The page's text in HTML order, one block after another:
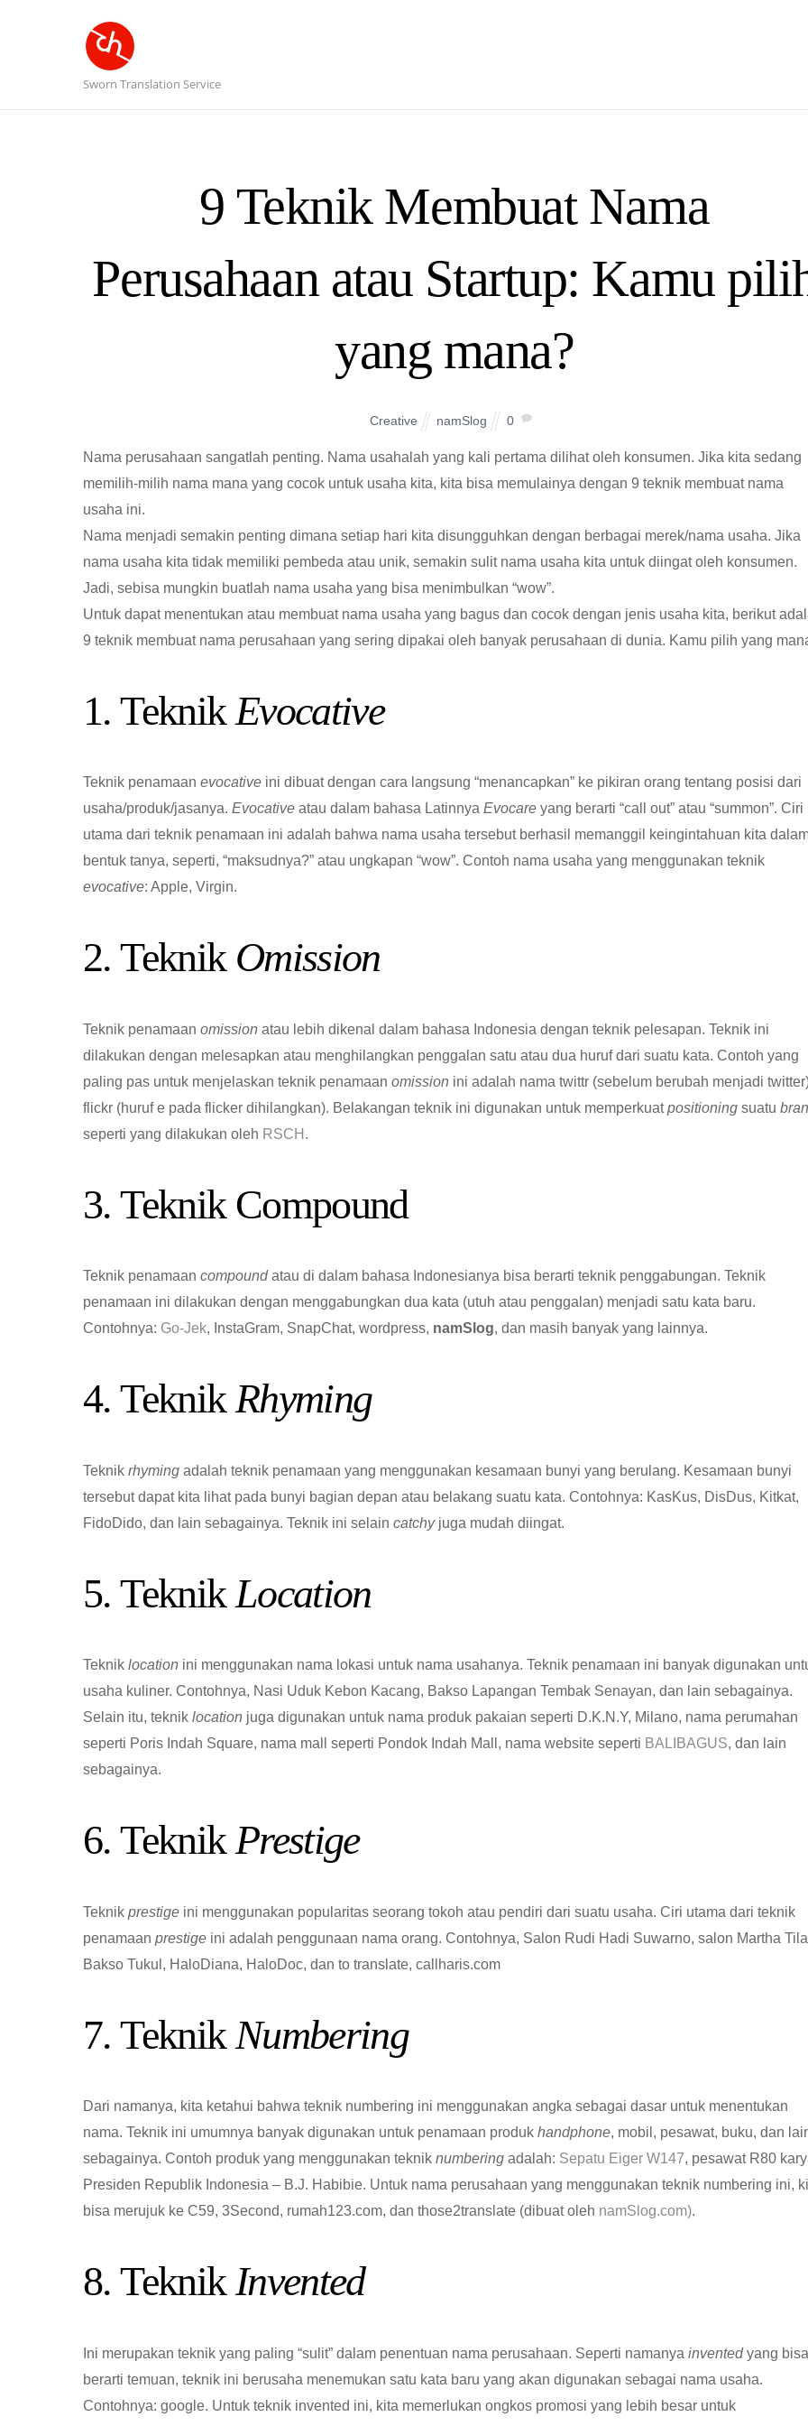
Sworn Translation Service
9 Teknik Membuat Nama
Perusahaan atau Startup: Kamu
yang mana?
Creative namSlog 0
Nama perusahaan sangatlah penting. Nama usahalah yang kali pertama dilihat oleh konsumen. Jika kita sedang
memilih-milih nama mana yang cocok untuk usaha kita, kita bisa memulainya dengan 9 teknik membuat nama
usaha ini.
Nama menjadi semakin penting dimana setiap hari kita disungguhkan dengan berbagai merek/nama usaha. Jika
nama usaha kita tidak memiliki pembeda atau unik, semakin sulit nama usaha kita untuk diingat oleh konsumen.
Jadi, sebisa mungkin buatlah nama usaha yang bisa menimbulkan “wow”.
Untuk dapat menentukan atau membuat nama usaha yang bagus dan cocok dengan jenis usaha kita, berikut
9 teknik membuat nama perusahaan yang sering dipakai oleh banyak perusahaan di dunia. Kamu pilih yang
1. TeknikEvocative
Teknik penamaan evocative ini dibuat dengan cara langsung “menancapkan” ke pikiran orang tentang posisi dari
usaha/produk/jasanya. Evocative atau dalam bahasa Latinnya Evocare yang berarti “call out” atau “summon”. Ciri
utama dari teknik penamaan ini adalah bahwa nama usaha tersebut berhasil memanggil keingintahuan kita
bentuk tanya, seperti, “maksudnya?” atau ungkapan “wow”. Contoh nama usaha yang menggunakan teknik
evocative: Apple, Virgin.
2. Teknik Omission
Teknik penamaan omission atau lebih dikenal dalam bahasa Indonesia dengan teknik pelesapan. Teknik ini
dilakukan dengan melesapkan atau menghilangkan penggalan satu atau dua huruf dari suatu kata. Contoh yang
paling pas untuk menjelaskan teknik penamaan omission ini adalah nama twittr (sebelum berubah menjadi
flickr (huruf e pada flicker dihilangkan). Belakangan teknik ini digunakan untuk memperkuatpositioning suatu
seperti yang dilakukan oleh RSCH .
3. Teknik Compound
Teknik penamaan compoundatau di dalam bahasa Indonesianya bisa berarti teknik penggabungan. Teknik
penamaan ini dilakukan dengan menggabungkan dua kata (utuh atau penggalan) menjadi satu kata baru.
Contohnya: Go-Jek, InstaGram, SnapChat, wordpress, namSlog, dan masih banyak yang lainnya.
4. TeknikRhyming
Teknik rhyming adalah teknik penamaan yang menggunakan kesamaan bunyi yang berulang. Kesamaan bunyi
tersebut dapat kita lihat pada bunyi bagian depan atau belakang suatu kata. Contohnya: KasKus, DisDus, Kitkat,
FidoDido, dan lain sebagainya. Teknik ini selain catchyjuga mudah diingat.
5. TeknikLocation
Teknik location ini menggunakan nama lokasi untuk nama usahanya. Teknik penamaan ini banyak digunakan
usaha kuliner. Contohnya, Nasi Uduk Kebon Kacang, Bakso Lapangan Tembak Senayan, dan lain sebagainya.
Selain itu, teknik location juga digunakan untuk nama produk pakaian seperti D.K.N.Y, Milano, nama perumahan
seperti Poris Indah Square, nama mall seperti Pondok Indah Mall, nama website seperti BALIBAGUS, dan lain
sebagainya.
6. TeknikPrestige
Teknik prestige ini menggunakan popularitas seorang tokoh atau pendiri dari suatu usaha. Ciri utama dari teknik
penamaan prestige ini adalah penggunaan nama orang. Contohnya, Salon Rudi Hadi Suwarno, salon Martha
Bakso Tukul, HaloDiana, HaloDoc, dan to translate, callharis.com
7. TeknikNumbering
Dari namanya, kita ketahui bahwa teknik numbering ini menggunakan angka sebagai dasar untuk menentukan
nama. Teknik ini umumnya banyak digunakan untuk penamaan produk handphone, mobil, pesawat, buku, dan
sebagainya. Contoh produk yang menggunakan teknik numbering adalah: Sepatu Eiger W147, pesawat R80
Presiden Republik Indonesia – B.J. Habibie. Untuk nama perusahaan yang menggunakan teknik numbering ini,
bisa merujuk ke C59, 3Second, rumah123.com, dan those2translate (dibuat oleh namSlog.com).
8. TeknikInvented
Ini merupakan teknik yang paling “sulit” dalam penentuan nama perusahaan. Seperti namanya inventedyang bisa
berarti temuan, teknik ini berusaha menemukan satu kata baru yang akan digunakan sebagai nama usaha.
Contohnya: google. Untuk teknik invented ini, kita memerlukan ongkos promosi yang lebih besar untuk